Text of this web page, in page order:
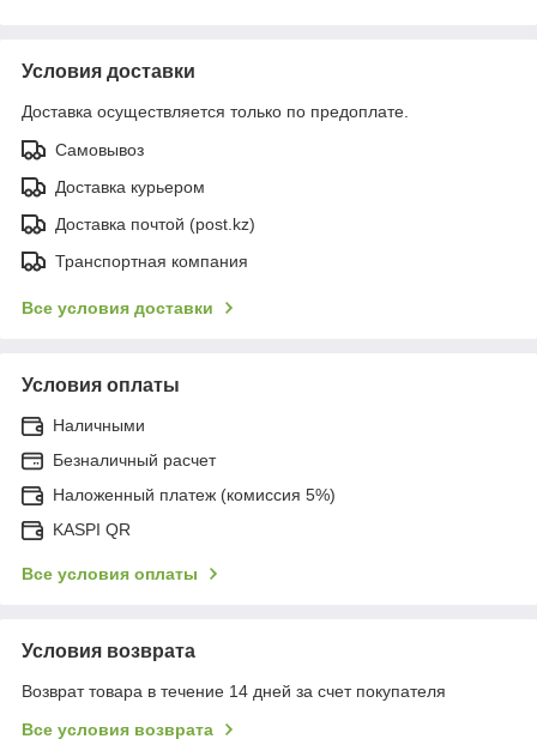
Условия доставки
Доставка осуществляется только по предоплате.
Самовывоз
Доставка курьером
Доставка почтой (post.kz)
Транспортная компания
Все условия доставки
Условия оплаты
Наличными
Безналичный расчет
Наложенный платеж (комиссия 5%)
KASPI QR
Все условия оплаты
Условия возврата
Возврат товара в течение 14 дней за счет покупателя
Все условия возврата